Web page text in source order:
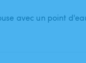
avec un point